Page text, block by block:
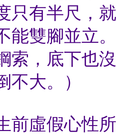
只有半尺，
能雙腳並立
索，底下也
不大。）
前虛假心性